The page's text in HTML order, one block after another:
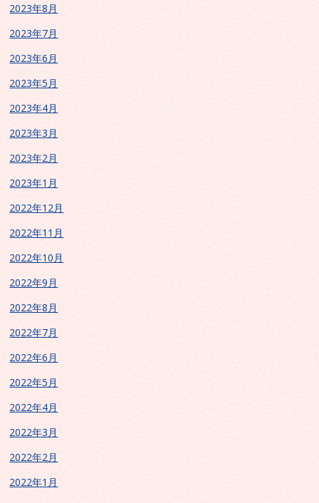
2023年8月
2023年7月
2023年6月
2023年5月
2023年4月
2023年3月
2023年2月
2023年1月
2022年12月
2022年11月
2022年10月
2022年9月
2022年8月
2022年7月
2022年6月
2022年5月
2022年4月
2022年3月
2022年2月
2022年1月